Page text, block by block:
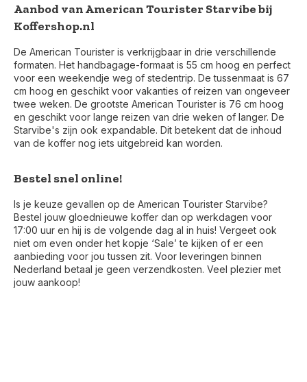
Aanbod van American Tourister Starvibe bij
Koffershop.nl
De American Tourister is verkrijgbaar in drie verschillende
formaten. Het handbagage-formaat is 55 cm hoog en perfect
voor een weekendje weg of stedentrip. De tussenmaat is 67
cm hoog en geschikt voor vakanties of reizen van ongeveer
twee weken. De grootste American Tourister is 76 cm hoog
en geschikt voor lange reizen van drie weken of langer. De
Starvibe's zijn ook expandable. Dit betekent dat de inhoud
van de koffer nog iets uitgebreid kan worden.
Bestel snel online!
Is je keuze gevallen op de American Tourister Starvibe?
Bestel jouw gloednieuwe koffer dan op werkdagen voor
17:00 uur en hij is de volgende dag al in huis! Vergeet ook
niet om even onder het kopje ‘Sale’ te kijken of er een
aanbieding voor jou tussen zit. Voor leveringen binnen
Nederland betaal je geen verzendkosten. Veel plezier met
jouw aankoop!